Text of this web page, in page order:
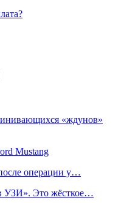
«ждунов»
Mustang
операции у…
УЗИ». Это жёсткое…